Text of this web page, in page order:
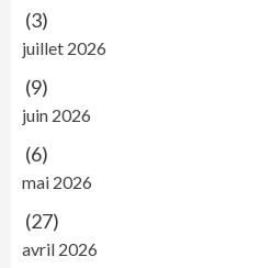
(3)
juillet 2026
(9)
juin 2026
(6)
mai 2026
(27)
avril 2026